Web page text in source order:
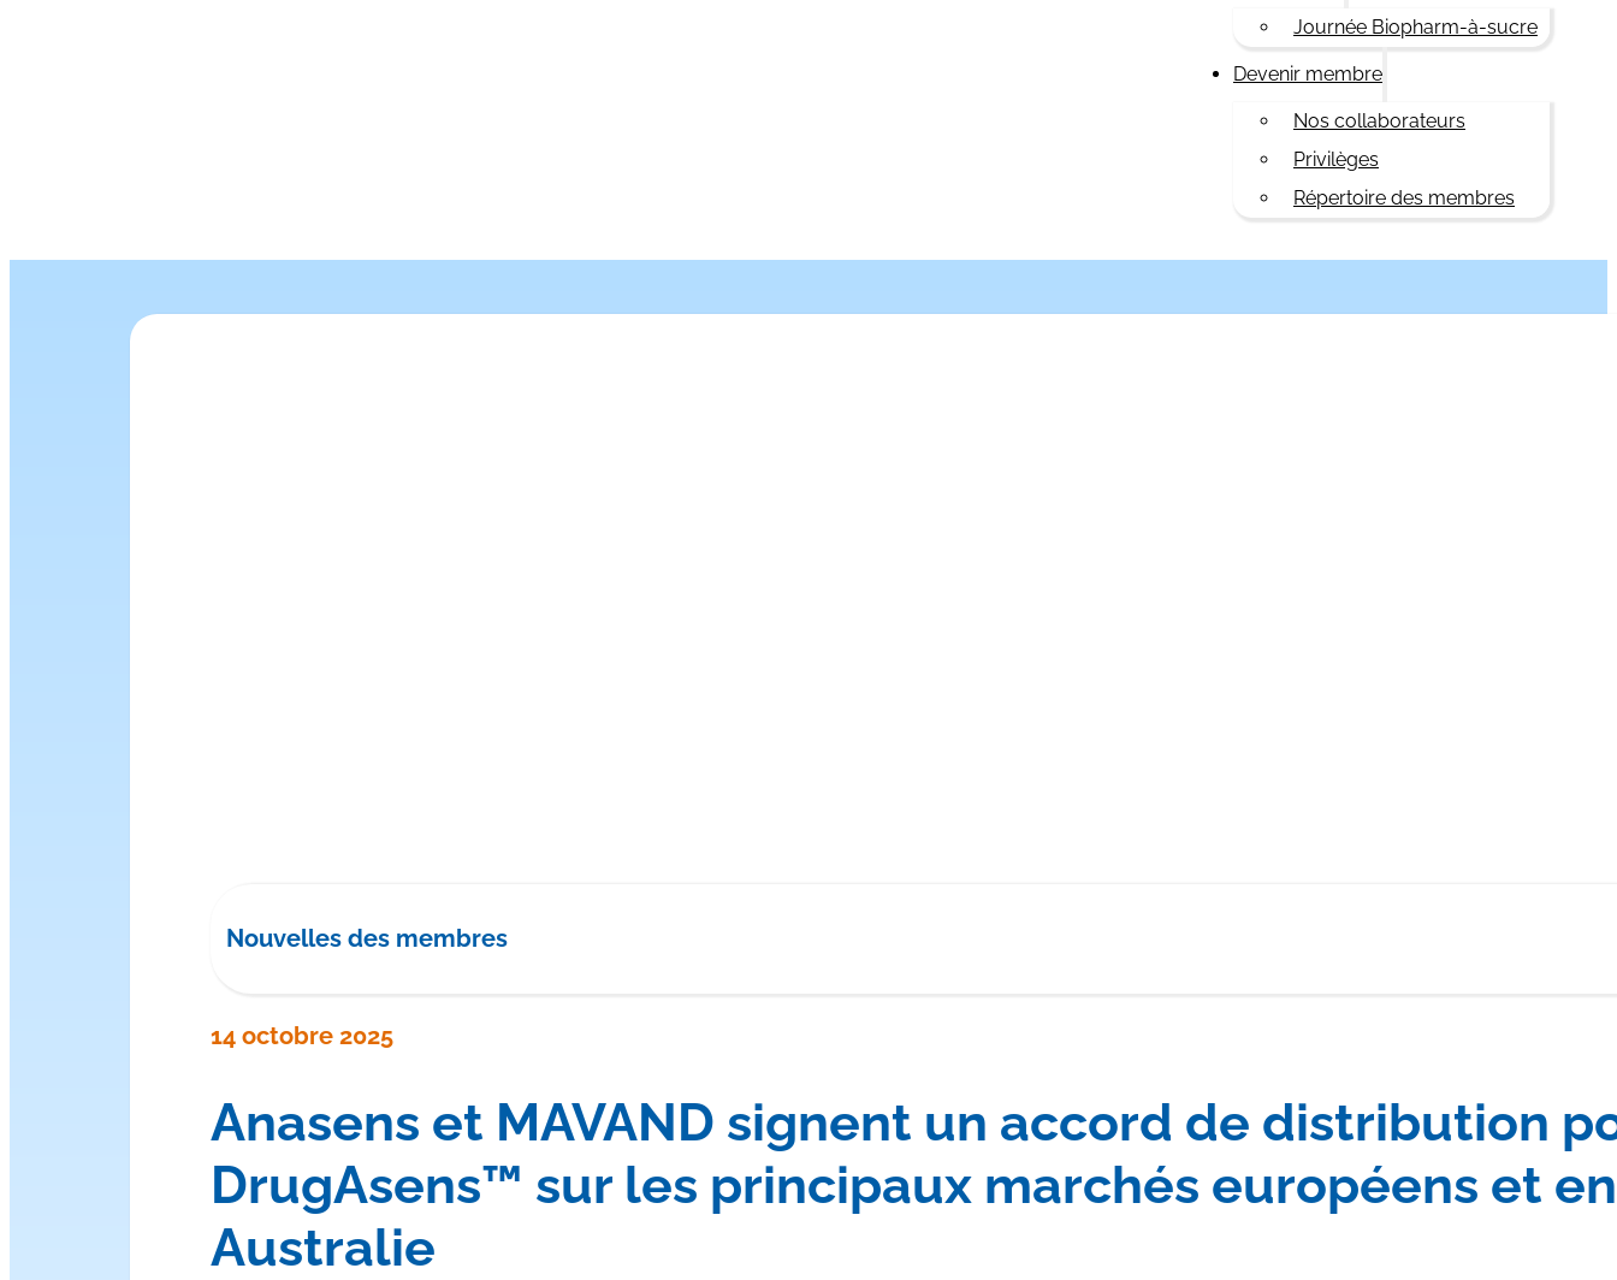
Journée Biopharm-à-sucre
Devenir membre
Nos collaborateurs
Privilèges
Répertoire des membres
Nouvelles des membres
14 octobre 2025
Anasens et MAVAND signent un accord de distribution
DrugAsens™ sur les principaux marchés européens et en
Australie